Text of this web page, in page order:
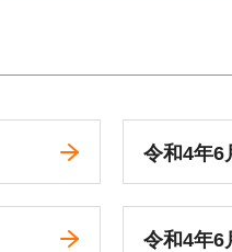
令和4年
令和4年